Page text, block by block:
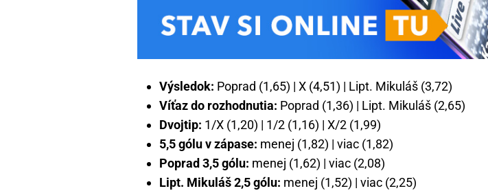
Výsledok: Poprad (1,65) | X (4,51) | Lipt. Mikuláš (3,72)
Víťaz do rozhodnutia: Poprad (1,36) | Lipt. Mikuláš (2,65)
Dvojtip: 1/X (1,20) | 1/2 (1,16) | X/2 (1,99)
5,5 gólu v zápase: menej (1,82) | viac (1,82)
Poprad 3,5 gólu: menej (1,62) | viac (2,08)
Lipt. Mikuláš 2,5 gólu: menej (1,52) | viac (2,25)